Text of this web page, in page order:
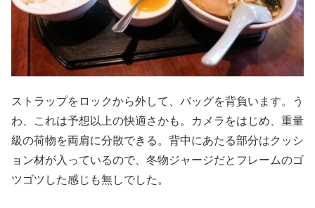
ストラップをロックから外して、バッグを背負います。う
わ、これは予想以上の快適さかも。カメラをはじめ、重量
級の荷物を両肩に分散できる。背中にあたる部分はクッシ
ョン材が入っているので、冬物ジャージだとフレームのゴ
ツゴツした感じも無しでした。